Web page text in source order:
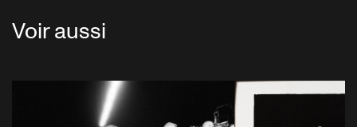
Voir aussi